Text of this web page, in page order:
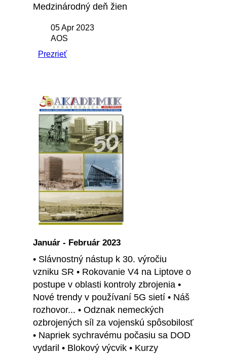
Medzinárodný deň žien
05 Apr 2023
AOS
Prezrieť
Január - Február 2023
• Slávnostný nástup k 30. výročiu
vzniku SR • Rokovanie V4 na Liptove o
postupe v oblasti kontroly zbrojenia •
Nové trendy v používaní 5G sietí • Náš
rozhovor... • Odznak nemeckých
ozbrojených síl za vojenskú spôsobilosť
• Napriek sychravému počasiu sa DOD
vydaril • Blokový výcvik • Kurzy